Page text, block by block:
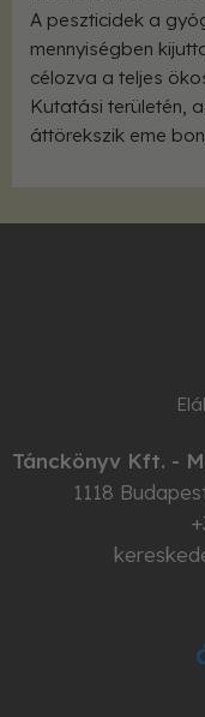
A peszticidek a
mennyiségben
célozva a teljes
Kutatási területén,
áttörekszik eme
Tánckönyv Kft. -
1118